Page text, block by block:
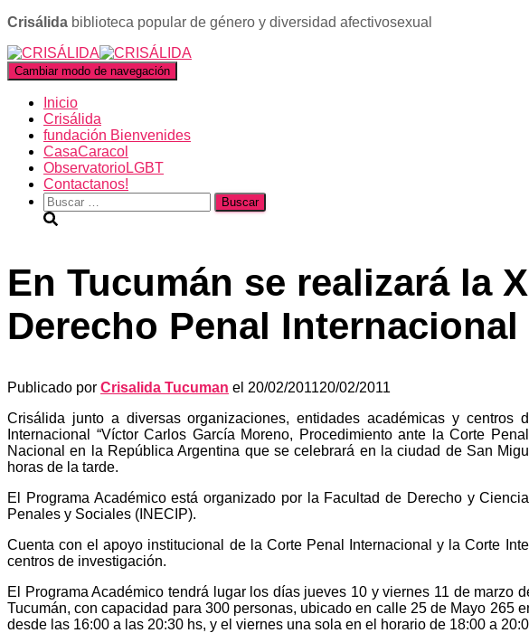
Crisálida biblioteca popular de género y diversidad afectivosexual
Cambiar modo de navegación
Inicio
Crisálida
fundación Bienvenides
CasaCaracol
ObservatorioLGBT
Contactanos!
Buscar:
En Tucumán se realizará la
Derecho Penal Internacional
Publicado por Crisalida Tucuman el 20/02/201120/02/2011
Crisálida junto a diversas organizaciones, entidades académicas y
Internacional “Víctor Carlos García Moreno, Procedimiento ante la Corte
Nacional en la República Argentina que se celebrará en la ciudad de San
horas de la tarde.
El Programa Académico está organizado por la Facultad de Derecho y
Penales y Sociales (INECIP).
Cuenta con el apoyo institucional de la Corte Penal Internacional y la Corte
centros de investigación.
El Programa Académico tendrá lugar los días jueves 10 y viernes 11 de
Tucumán, con capacidad para 300 personas, ubicado en calle 25 de Mayo 265
desde las 16:00 a las 20:30 hs, y el viernes una sola en el horario de 18:00 a